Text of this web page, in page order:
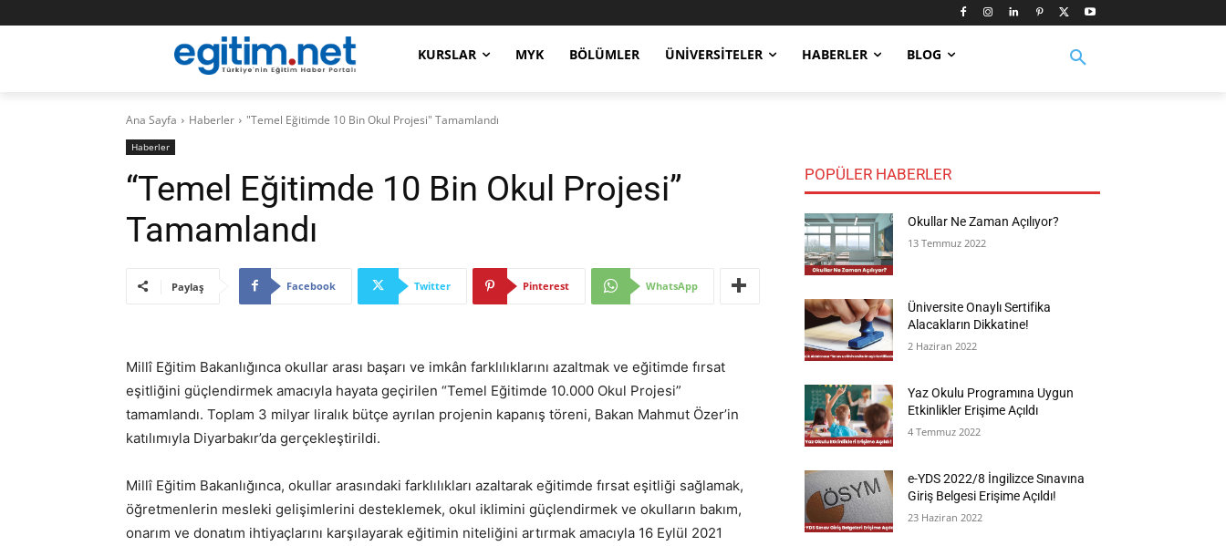
KURSLAR MYK BÖLÜMLER ÜNIVERSITELER HABERLER BLOG
Ana Sayfa Haberler "Temel Eğitimde 10 Bin Okul Projesi" Tamamlandı
Haberler
“Temel Eğitimde 10 Bin Okul Projesi”
Tamamlandı
Paylaş Facebook Twitter Pinterest WhatsApp
Millî Eğitim Bakanlığınca okullar arası başarı ve imkân farklılıklarını azaltmak ve eğitimde fırsat
eşitliğini güçlendirmek amacıyla hayata geçirilen “Temel Eğitimde 10.000 Okul Projesi”
tamamlandı. Toplam 3 milyar liralık bütçe ayrılan projenin kapanış töreni, Bakan Mahmut Özer’in
katılımıyla Diyarbakır’da gerçekleştirildi.
Millî Eğitim Bakanlığınca, okullar arasındaki farklılıkları azaltarak eğitimde fırsat eşitliği sağlamak,
öğretmenlerin mesleki gelişimlerini desteklemek, okul iklimini güçlendirmek ve okulların bakım,
onarım ve donatım ihtiyaçlarını karşılayarak eğitimin niteliğini artırmak amacıyla 16 Eylül 2021
POPÜLER HABERLER
Okullar Ne Zaman Açılıyor?
13 Temmuz 2022
Üniversite Onaylı Sertifika
Alacakların Dikkatine!
2 Haziran 2022
Yaz Okulu Programına Uygun
Etkinlikler Erişime Açıldı
4 Temmuz 2022
e-YDS 2022/8 İngilizce Sınavına
Giriş Belgesi Erişime Açıldı!
23 Haziran 2022